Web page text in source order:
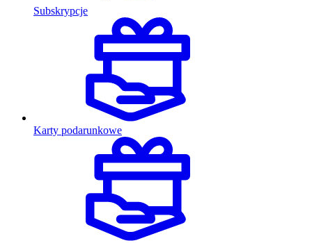
Subskrypcje
Karty podarunkowe